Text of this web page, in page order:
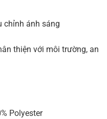
chỉnh ánh sáng
thiện với môi trường, an
Polyester